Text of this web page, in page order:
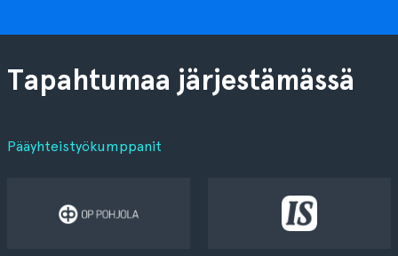
Tapahtumaa järjestämässä
Pääyhteistyökumppanit